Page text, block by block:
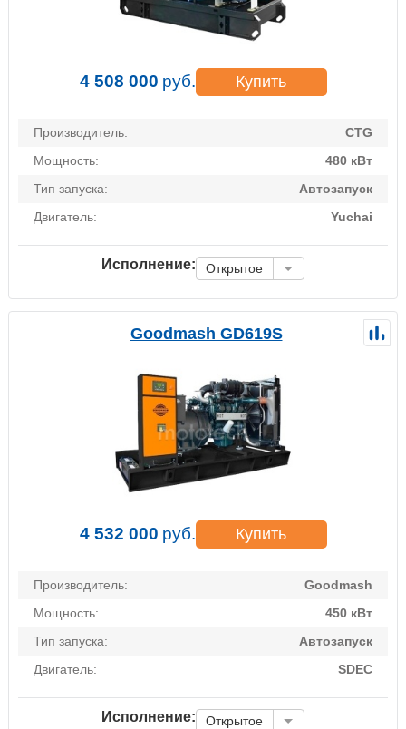
4 508 000 руб. Купить
Производитель:
CTG
Мощность:
480 кВт
Тип запуска:
Автозапуск
Двигатель:
Yuchai
Исполнение: Открытое
Goodmash GD619S
4 532 000 руб. Купить
Производитель:
Goodmash
Мощность:
450 кВт
Тип запуска:
Автозапуск
Двигатель:
SDEC
Исполнение: Открытое